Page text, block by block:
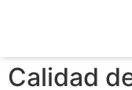
Calidad